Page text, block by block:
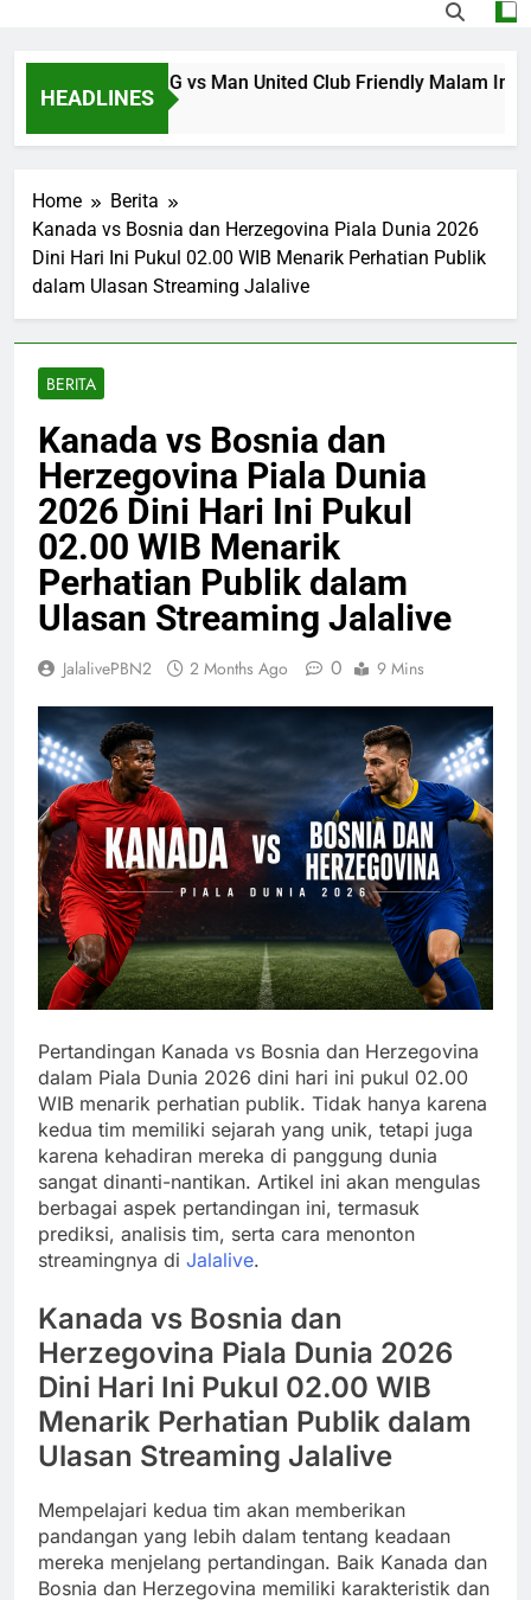
HEADLINES
Streaming PSG vs Man United Club Friendly Malam Ini
Ago
Home
Berita
Kanada vs Bosnia dan Herzegovina Piala Dunia 2026
Dini Hari Ini Pukul 02.00 WIB Menarik Perhatian Publik
dalam Ulasan Streaming Jalalive
BERITA
Kanada vs Bosnia dan
Herzegovina Piala Dunia
2026 Dini Hari Ini Pukul
02.00 WIB Menarik
Perhatian Publik dalam
Ulasan Streaming Jalalive
JalalivePBN2 2 Months Ago 0 9 Mins
Pertandingan Kanada vs Bosnia dan Herzegovina
dalam Piala Dunia 2026 dini hari ini pukul 02.00
WIB menarik perhatian publik. Tidak hanya karena
kedua tim memiliki sejarah yang unik, tetapi juga
karena kehadiran mereka di panggung dunia
sangat dinanti-nantikan. Artikel ini akan mengulas
berbagai aspek pertandingan ini, termasuk
prediksi, analisis tim, serta cara menonton
streamingnya di Jalalive.
Kanada vs Bosnia dan
Herzegovina Piala Dunia 2026
Dini Hari Ini Pukul 02.00 WIB
Menarik Perhatian Publik dalam
Ulasan Streaming Jalalive
Mempelajari kedua tim akan memberikan
pandangan yang lebih dalam tentang keadaan
mereka menjelang pertandingan. Baik Kanada dan
Bosnia dan Herzegovina memiliki karakteristik dan